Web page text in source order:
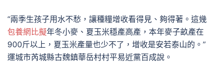
“兩季生孩子用水不愁，讓種糧增收看得見、夠得著。這幾
包養網比擬年冬小麥、夏玉米穩產高產，本年麥子畝產在
900斤以上，夏玉米產量也少不了，增收是安若泰山的。”
運城市芮城縣古魏鎮華岳村村平易近黨百成說。